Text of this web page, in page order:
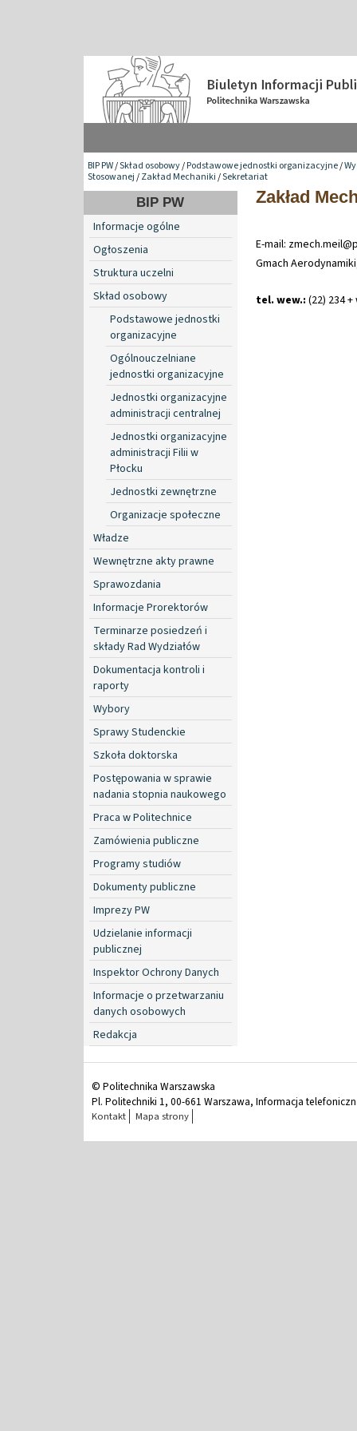
BIP PW/Skład osobowy/Podstawowe jednostki organizacyjne/
Stosowanej/Zakład Mechaniki/Sekretariat
BIP PW
Informacje ogólne
Ogłoszenia
Struktura uczelni
Skład osobowy
Podstawowe jednostki
organizacyjne
Ogólnouczelniane
jednostki organizacyjne
Jednostki organizacyjne
administracji centralnej
Jednostki organizacyjne
administracji Filii w
Płocku
Jednostki zewnętrzne
Organizacje społeczne
Władze
Wewnętrzne akty prawne
Sprawozdania
Informacje Prorektorów
Terminarze posiedzeń i
składy Rad Wydziałów
Dokumentacja kontroli i
raporty
Wybory
Sprawy Studenckie
Szkoła doktorska
Postępowania w sprawie
nadania stopnia naukowego
Praca w Politechnice
Zamówienia publiczne
Programy studiów
Dokumenty publiczne
Imprezy PW
Udzielanie informacji
publicznej
Inspektor Ochrony Danych
Informacje o przetwarzaniu
danych osobowych
Redakcja
Zakład
E-mail:
Gmach
tel. wew.: (22) 234
© Politechnika Warszawska
Pl. Politechniki 1, 00-661 Warszawa, Informacja
Kontakt Mapa strony